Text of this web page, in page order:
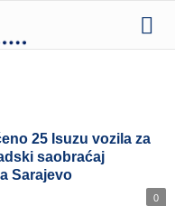
25 Isuzu vozila za
saobraćaj
Sarajevo
0